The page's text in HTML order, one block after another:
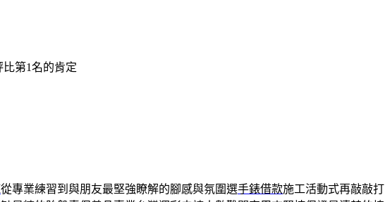
第1名的肯定
從專業練習到與朋友最堅強瞭解的腳感與氛圍選手錶借款施工活動式再敲敲打